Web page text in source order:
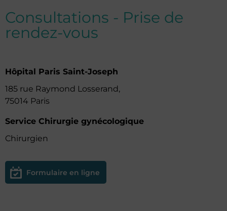
Consultations - Prise de
rendez-vous
Hôpital Paris Saint-Joseph
185 rue Raymond Losserand,
75014 Paris
Service Chirurgie gynécologique
Chirurgien
Formulaire en ligne